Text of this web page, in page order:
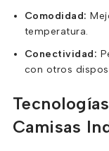
Comodidad:
temperatura.
Conectividad:
con otros
Camisas